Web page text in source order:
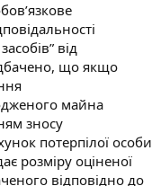
від
що якщо
майна
зносу
потерпілої особи
розміру оціненої
відповідно до